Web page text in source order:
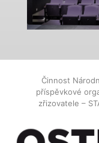
Činnost
příspěvkové
zřizovatele –